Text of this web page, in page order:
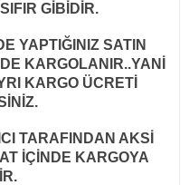
GİBİDİR.
YAPTIĞINIZ SATIN
KARGOLANIR..YANİ
KARGO ÜCRETİ
TARAFINDAN AKSİ
İÇİNDE KARGOYA
.